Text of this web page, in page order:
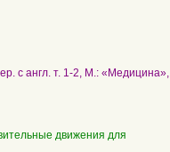
с англ. т. 1-2, М.: «Медицина»,
движения для